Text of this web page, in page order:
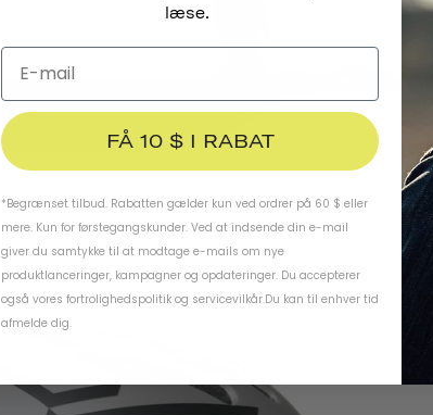
læse.
FÅ 10 $ I RABAT
*Begrænset tilbud. Rabatten gælder kun ved ordrer på 60 $ eller
mere. Kun for førstegangskunder. Ved at indsende din e-mail
giver du samtykke til at modtage e-mails om nye
produktlanceringer, kampagner og opdateringer. Du accepterer
også vores fortrolighedspolitik og servicevilkår.Du kan til enhver tid
afmelde dig.